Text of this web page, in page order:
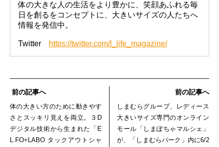
体の大きな人の生活をより豊かに、笑顔あふれる毎
日を創るをコンセプトに、大きいサイズの人たちへ
情報を発信中。
Twitter https://twitter.com/l_life_magazine/
前の記事へ
体の大きい方のために動きやす
さとスッキリ見えを両立。３D
デジタル技術から生まれた「E
L.FO+LABO タックアウトシャ
前の記事へ
しまむらグループ、レディース
大きいサイズ専門のオンライン
モール「しまぽちゃマルシェ」
が、「しまむらパーク」内に6/2